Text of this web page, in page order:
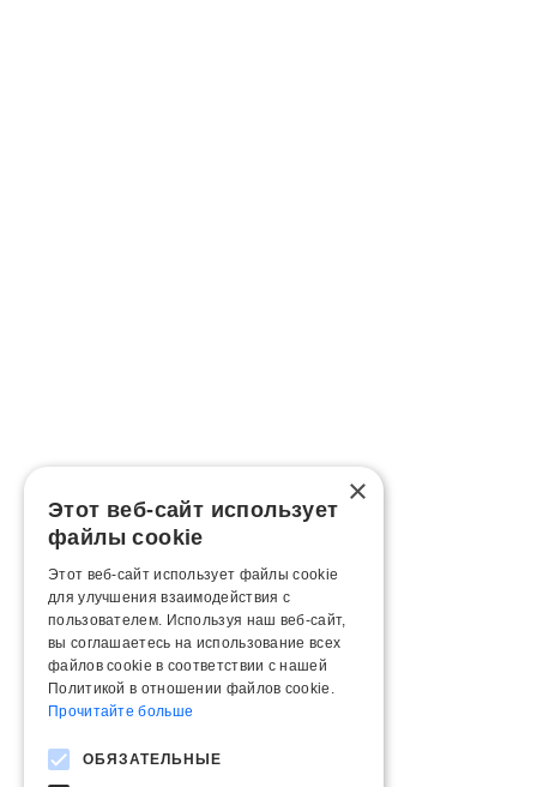
×
Этот веб-сайт использует
файлы cookie
Этот веб-сайт использует файлы cookie
для улучшения взаимодействия с
пользователем. Используя наш веб-сайт,
вы соглашаетесь на использование всех
файлов cookie в соответствии с нашей
Политикой в ​​отношении файлов cookie.
Прочитайте больше
ОБЯЗАТЕЛЬНЫЕ